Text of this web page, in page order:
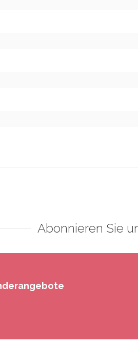
Abonnieren Sie